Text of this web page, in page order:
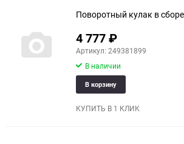
Поворотный кулак в
4 777₽
Артикул: 249381899
В наличии
В корзину
КУПИТЬ В 1 КЛИК